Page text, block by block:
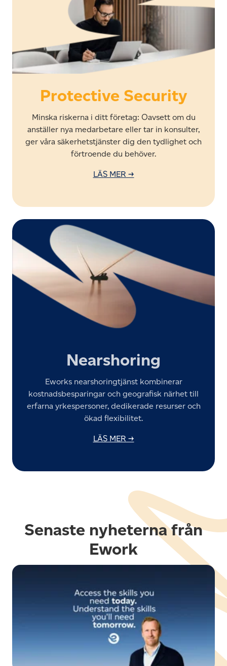
Protective Security
Minska riskerna i ditt företag: Oavsett om du
anställer nya medarbetare eller tar in konsulter,
ger våra säkerhetstjänster dig den tydlighet och
förtroende du behöver.
LÄS MER →
Nearshoring
Eworks nearshoringtjänst kombinerar
kostnadsbesparingar och geografisk närhet till
erfarna yrkespersoner, dedikerade resurser och
ökad flexibilitet.
LÄS MER →
Senaste nyheterna från
Ework